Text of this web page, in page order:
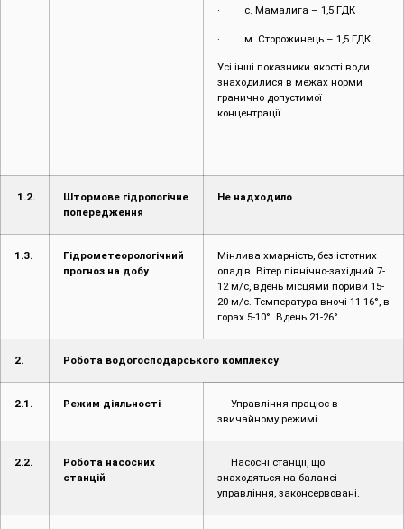
· с. Мамалига – 1,5 ГДК
· м. Сторожинець – 1,5 ГДК.
Усі інші показники якості води
знаходилися в межах норми
гранично допустимої
концентрації.
1.2.
Штормове гідрологічне
попередження
Не надходило
1.3.
Гідрометеорологічний
прогноз на добу
Мінлива хмарність, без істотних
опадів. Вітер північно-західний 7-
12 м/с, вдень місцями пориви 15-
20 м/с. Температура вночі 11-16°, в
горах 5-10°. Вдень 21-26°.
2. Робота водогосподарського комплексу
2.1. Режим діяльності
Управління працює в
звичайному режимі
2.2.
Робота насосних
станцій
Насосні станції, що
знаходяться на балансі
управління, законсервовані.